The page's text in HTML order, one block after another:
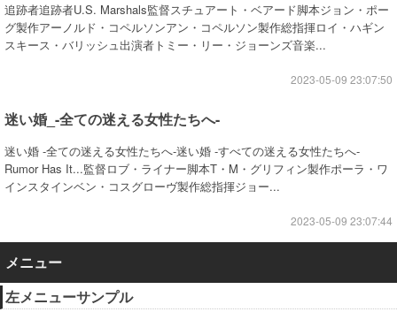
追跡者追跡者U.S. Marshals監督スチュアート・ベアード脚本ジョン・ポー
グ製作アーノルド・コペルソンアン・コペルソン製作総指揮ロイ・ハギン
スキース・バリッシュ出演者トミー・リー・ジョーンズ音楽...
2023-05-09 23:07:50
迷い婚_-全ての迷える女性たちへ-
迷い婚 -全ての迷える女性たちへ-迷い婚 -すべての迷える女性たちへ-
Rumor Has It...監督ロブ・ライナー脚本T・M・グリフィン製作ポーラ・ワ
インスタインベン・コスグローヴ製作総指揮ジョー...
2023-05-09 23:07:44
メニュー
左メニューサンプル